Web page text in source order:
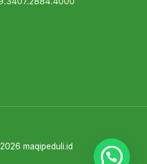
maqipeduli.id